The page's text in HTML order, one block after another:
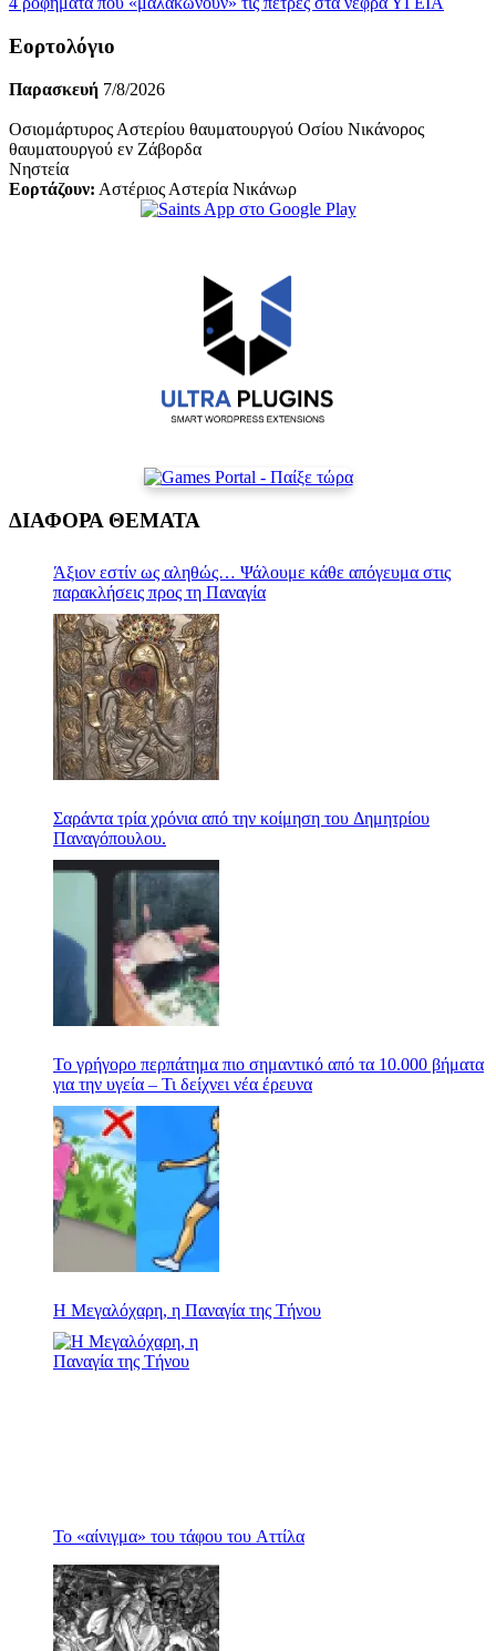
Εορτολόγιο
Παρασκευή 7/8/2026
Οσιομάρτυρος Αστερίου θαυματουργού Οσίου Νικάνορος
θαυματουργού εν Ζάβορδα
Νηστεία
Εορτάζουν: Αστέριος Αστερία Νικάνωρ
ΔΙΑΦΟΡΑ ΘΕΜΑΤΑ
Άξιον εστίν ως αληθώς… Ψάλουμε κάθε απόγευμα στις
παρακλήσεις προς τη Παναγία
Σαράντα τρία χρόνια από την κοίμηση του Δημητρίου
Παναγόπουλου.
Το γρήγορο περπάτημα πιο σημαντικό από τα 10.000 βήματα
για την υγεία – Τι δείχνει νέα έρευνα
Η Μεγαλόχαρη, η Παναγία της Τήνου
Το «αίνιγμα» του τάφου του Αττίλα